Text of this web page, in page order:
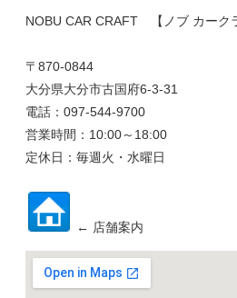
NOBU CAR CRAFT 【ノブ カーク
〒870-0844
大分県大分市古国府6-3-31
電話：097-544-9700
営業時間：10:00～18:00
定休日：毎週火・水曜日
← 店舗案内